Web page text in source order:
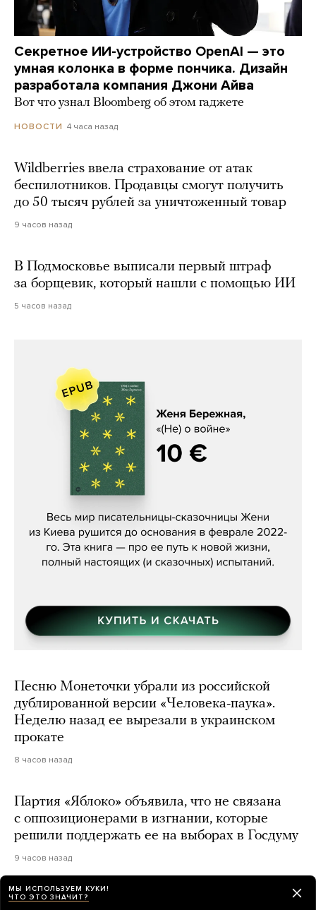
Секретное ИИ-устройство OpenAI — это
умная колонка в форме пончика. Дизайн
разработала компания Джони Айва
Вот что узнал Bloomberg об этом гаджете
НОВОСТИ 4 часа назад
Wildberries ввела страхование от атак
беспилотников. Продавцы смогут получить
до 50 тысяч рублей за уничтоженный товар
9 часов назад
В Подмосковье выписали первый штраф
за борщевик, который нашли с помощью ИИ
5 часов назад
Женя Бережная, «(Не) о войне»
Песню Монеточки убрали из российской
дублированной версии «Человека-паука».
Неделю назад ее вырезали в украинском
прокате
8 часов назад
Партия «Яблоко» объявила, что не связана
с оппозиционерами в изгнании, которые
решили поддержать ее на выборах в Госдуму
9 часов назад
МЫ ИСПОЛЬЗУЕМ КУКИ!
ЧТО ЭТО ЗНАЧИТ?